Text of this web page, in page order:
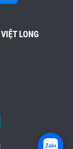
VIỆT LONG
Zalo